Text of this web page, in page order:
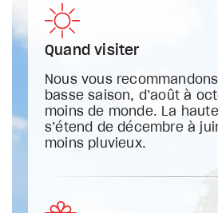
Quand visiter
Nous vous
basse saison, d’août à
moins de monde. La
s’étend de décembre à
moins pluvieux.